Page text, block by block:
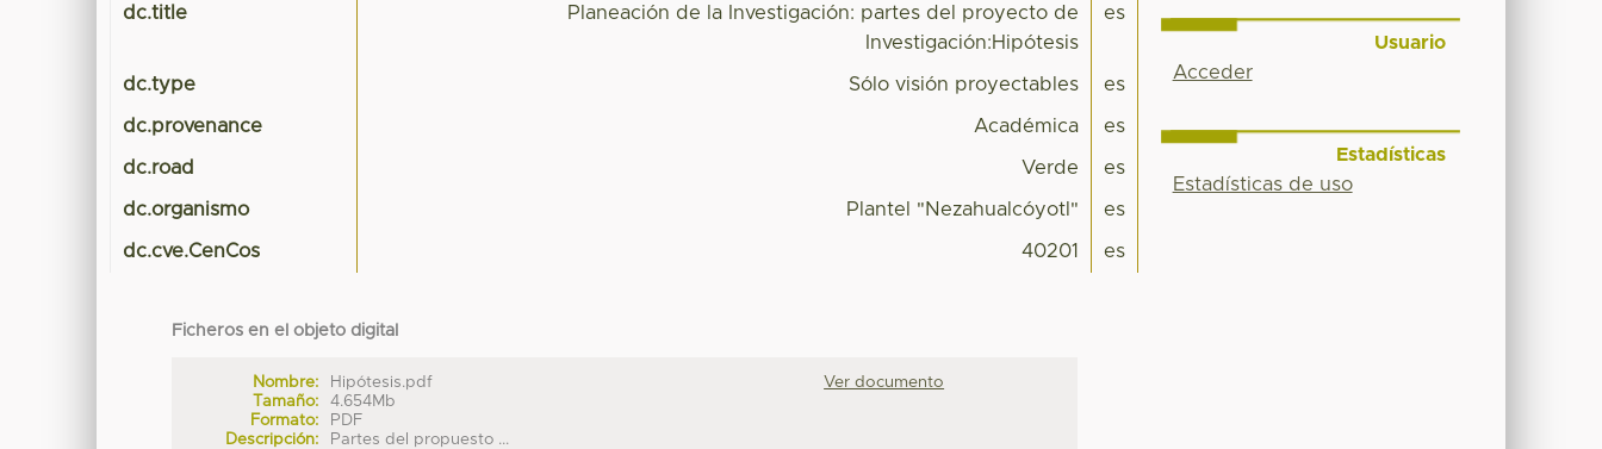
dc.title
Planeación de la Investigación: partes del proyecto de
Investigación:Hipótesis
es
dc.type Sólo visión proyectables es
dc.provenance Académica es
dc.road Verde es
dc.organismo Plantel "Nezahualcóyotl" es
dc.cve.CenCos 40201 es
Ficheros en el objeto digital
Nombre:
Hipótesis.pdf
Tamaño:
4.654Mb
Formato:
PDF
Descripción:
Partes del propuesto ...
Ver documento
Usuario
Acceder
Estadísticas
Estadísticas de uso